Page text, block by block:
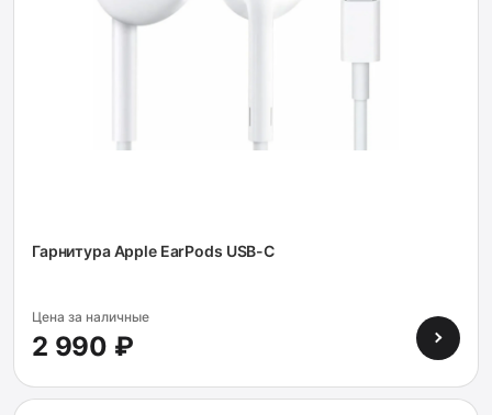
Гарнитура Apple EarPods USB-C
Цена за наличные
2 990 ₽